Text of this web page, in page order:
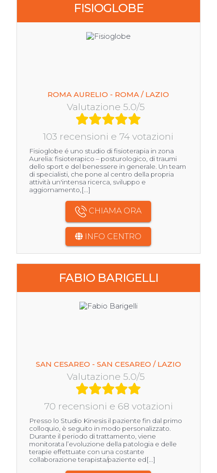
FISIOGLOBE
ROMA AURELIO - ROMA / LAZIO
Valutazione 5.0/5
103 recensioni e 74 votazioni
Fisioglobe é uno studio di fisioterapia in zona
Aurelia: fisioterapico – posturologico, di traumi
dello sport e del benessere in generale. Un team
di specialisti, che pone al centro della propria
attività un'intensa ricerca, sviluppo e
aggiornamento,[...]
CHIAMA ORA
INFO CENTRO
FABIO BARIGELLI
SAN CESAREO - SAN CESAREO / LAZIO
Valutazione 5.0/5
70 recensioni e 68 votazioni
Presso lo Studio Kinesis il paziente fin dal primo
colloquio, è seguito in modo personalizzato.
Durante il periodo di trattamento, viene
monitorata l’evoluzione della patologia e delle
terapie effettuate con una costante
collaborazione terapista/paziente ed[...]